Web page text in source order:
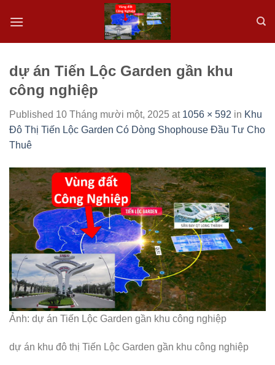
dự án Tiến Lộc Garden gần khu
công nghiệp
Published 10 Tháng mười một, 2025 at 1056 × 592 in Khu
Đô Thị Tiến Lộc Garden Có Dòng Shophouse Đầu Tư Cho
Thuê
Ảnh: dự án Tiến Lộc Garden gần khu công nghiệp
dự án khu đô thị Tiến Lộc Garden gần khu công nghiệp